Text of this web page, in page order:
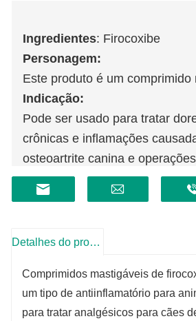
Ingredientes: Firocoxibe
Personagem:
Este produto é um comprimido
Indicação:
Pode ser usado para tratar
crônicas e inflamações
osteoartrite canina e
Detalhes do produto
Comprimidos mastigáveis ​​de
um tipo de antiinflamatório para
para tratar analgésicos para cães